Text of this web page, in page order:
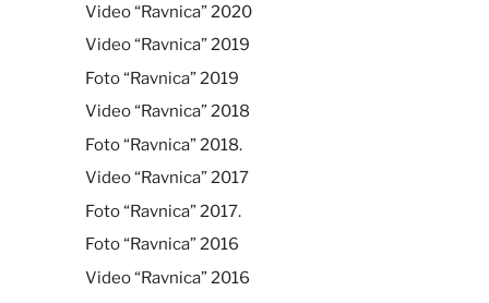
Video “Ravnica” 2020
Video “Ravnica” 2019
Foto “Ravnica” 2019
Video “Ravnica” 2018
Foto “Ravnica” 2018.
Video “Ravnica” 2017
Foto “Ravnica” 2017.
Foto “Ravnica” 2016
Video “Ravnica” 2016